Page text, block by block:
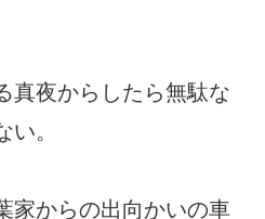
真夜からしたら無駄な
。
家からの出向かいの車